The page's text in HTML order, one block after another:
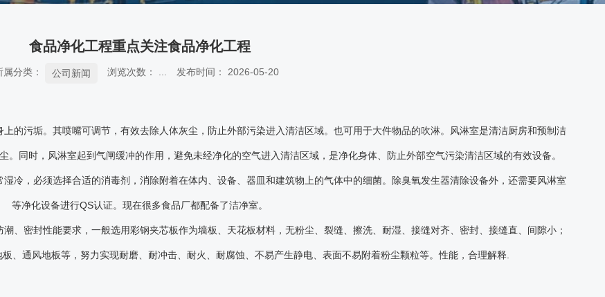
食品净化工程重点关注食品净化工程
属分类： 公司新闻 浏览次数： ... 发布时间： 2026-05-20
的污垢。其喷嘴可调节，有效去除人体灰尘，防止外部污染进入清洁区域。也可用于大件物品的吹淋。风淋室是清洁厨房和预制洁
同时，风淋室起到气闸缓冲的作用，避免未经净化的空气进入清洁区域，是净化身体、防止外部空气污染清洁区域的有效设备。
冷，必须选择合适的消毒剂，消除附着在体内、设备、器皿和建筑物上的气体中的细菌。除臭氧发生器清除设备外，还需要风淋室
等净化设备进行QS认证。现在很多食品厂都配备了洁净室。
、密封性能要求，一般选用彩钢夹芯板作为墙板、天花板材料，无粉尘、裂缝、擦洗、耐湿、接缝对齐、密封、接缝直、间隙小；
、通风地板等，努力实现耐磨、耐冲击、耐火、耐腐蚀、不易产生静电、表面不易附着粉尘颗粒等。性能，合理解释.